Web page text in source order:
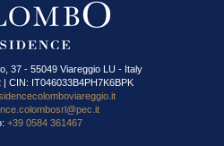
37 - 55049 Viareggio LU - Italy
| CIN: IT046033B4PH7K6BPK
+39 0584 361467